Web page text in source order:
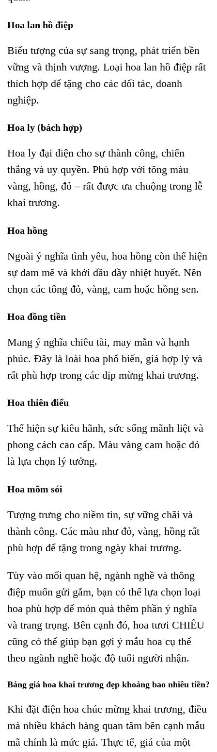
Hoa lan hồ điệp
Biểu tượng của sự sang trọng, phát triển bền
vững và thịnh vượng. Loại hoa lan hồ điệp rất
thích hợp để tặng cho các đối tác, doanh
nghiệp.
Hoa ly (bách hợp)
Hoa ly đại diện cho sự thành công, chiến
thắng và uy quyền. Phù hợp với tông màu
vàng, hồng, đỏ – rất được ưa chuộng trong lễ
khai trương.
Hoa hồng
Ngoài ý nghĩa tình yêu, hoa hồng còn thể hiện
sự đam mê và khởi đầu đầy nhiệt huyết. Nên
chọn các tông đỏ, vàng, cam hoặc hồng sen.
Hoa đồng tiền
Mang ý nghĩa chiêu tài, may mắn và hạnh
phúc. Đây là loài hoa phổ biến, giá hợp lý và
rất phù hợp trong các dịp mừng khai trương.
Hoa thiên điểu
Thể hiện sự kiêu hãnh, sức sống mãnh liệt và
phong cách cao cấp. Màu vàng cam hoặc đỏ
là lựa chọn lý tưởng.
Hoa mõm sói
Tượng trưng cho niềm tin, sự vững chãi và
thành công. Các màu như đỏ, vàng, hồng rất
phù hợp để tặng trong ngày khai trương.
Tùy vào mối quan hệ, ngành nghề và thông
điệp muốn gửi gắm, bạn có thể lựa chọn loại
hoa phù hợp để món quà thêm phần ý nghĩa
và trang trọng. Bên cạnh đó, hoa tươi CHIÊU
cũng có thể giúp bạn gợi ý mẫu hoa cụ thể
theo ngành nghề hoặc độ tuổi người nhận.
Bảng giá hoa khai trương đẹp khoảng bao nhiêu tiền?
Khi đặt điện hoa chúc mừng khai trương, điều
mà nhiều khách hàng quan tâm bên cạnh mẫu
mã chính là mức giá. Thực tế, giá của một